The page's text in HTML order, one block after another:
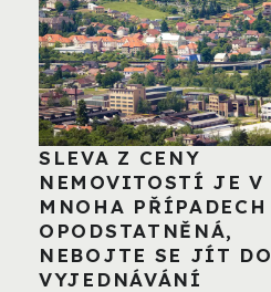
SLEVA Z CENY
NEMOVITOSTÍ JE V
MNOHA PŘÍPADECH
OPODSTATNĚNÁ,
NEBOJTE SE JÍT DO
VYJEDNÁVÁNÍ